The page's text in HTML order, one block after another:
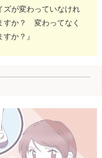
ズが変わっていなけれ
すか？ 変わってなく
か？』